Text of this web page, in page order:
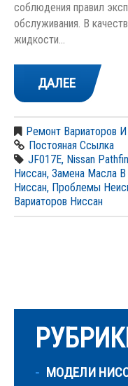
соблюдения правил
обслуживания. В
жидкости…
ДАЛЕЕ
Ремонт Вариаторов
Постояная Ссылка
JF017E, Nissan
Ниссан, Замена Масла В
Ниссан, Проблемы
Вариаторов Ниссан
МОДЕЛИ